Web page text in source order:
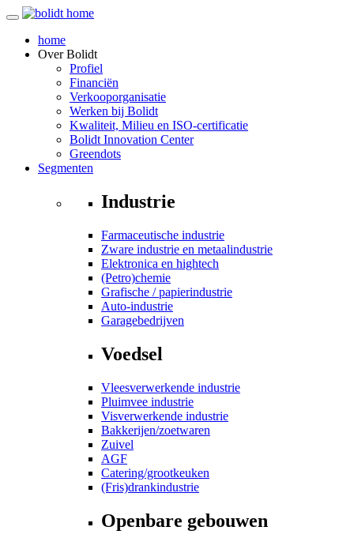
home
OverBolidt
Profiel
Financiën
Verkooporganisatie
Werken bij Bolidt
Kwaliteit, Milieu en ISO-certificatie
Bolidt Innovation Center
Greendots
Segmenten
Industrie
Farmaceutische industrie
Zware industrie en metaalindustrie
Elektronica en hightech
(Petro)chemie
Grafische / papierindustrie
Auto-industrie
Garagebedrijven
Voedsel
Vleesverwerkende industrie
Pluimvee industrie
Visverwerkende industrie
Bakkerijen/zoetwaren
Zuivel
AGF
Catering/grootkeuken
(Fris)drankindustrie
Openbare gebouwen